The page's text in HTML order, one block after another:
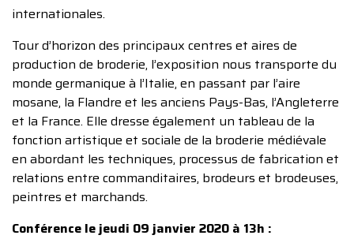
internationales.
Tour d’horizon des principaux centres et aires de
production de broderie, l’exposition nous transporte du
monde germanique à l’Italie, en passant par l’aire
mosane, la Flandre et les anciens Pays-Bas, l’Angleterre
et la France. Elle dresse également un tableau de la
fonction artistique et sociale de la broderie médiévale
en abordant les techniques, processus de fabrication et
relations entre commanditaires, brodeurs et brodeuses,
peintres et marchands.
Conférence le jeudi 09 janvier 2020 à 13h :